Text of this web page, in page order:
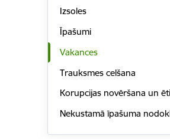
Izsoles
Īpašumi
Vakances
Trauksmes celšana
Korupcijas novēršana un
Nekustamā īpašuma